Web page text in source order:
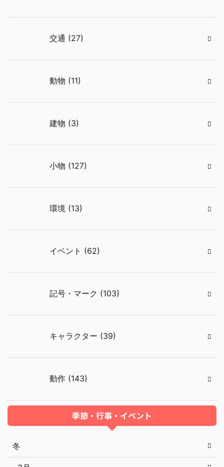
交通 (27)
動物 (11)
建物 (3)
小物 (127)
環境 (13)
イベント (62)
記号・マーク (103)
キャラクター (39)
動作 (143)
季節・行事・イベント
冬